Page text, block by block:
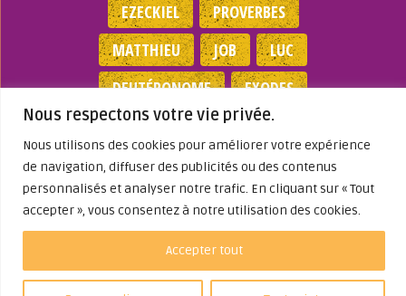
Nous respectons votre vie privée.
Nous utilisons des cookies pour améliorer votre expérience
de navigation, diffuser des publicités ou des contenus
personnalisés et analyser notre trafic. En cliquant sur « Tout
accepter », vous consentez à notre utilisation des cookies.
Accepter tout
EZECKIEL
PROVERBES
MATTHIEU
JOB
LUC
DEUTÉRONOME
EXODES
NOMBRES
JEAN 1 SAMUEL
Mentions légales|Politique de
confidentialité|Partenaires|Dieu A Agi
Dans ma Vie
© 2026